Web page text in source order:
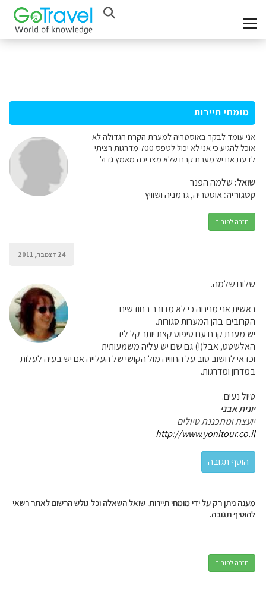
מומחי תיירות
אני עומד לבקר באוסטריה למערת הקרח הגדולה לא
אוכל להגיע כי אני לא יכול לטפס 700 מדרגות רציתי
לדעת אם יש מערת קרח שלא מצריכה מאמץ גדול
שואל: שלמה הפנר
קטגוריה:אוסטריה, גרמניה ושוויץ
חזרה לפורום
24 דצמבר, 2011
שלום שלמה.
ראשית אני מניחה כי לא מדובר בחודשים
הקרובים-בהן המערות סגורות.
יש מערת קרח עם טיפוס קצת יותר קל ליד
האלשטט, אבל(!) גם שם יש עליה משמעותית
וכדאי לחשוב טוב על החוויה מול הקושי של העלייה אם יש בעיה לעלות
במדרון ומדרגות.
טיול נעים.
יונית אבני
יועצת ומתכננת טיולים
http://www.yonitour.co.il
מענה ניתן רק על ידי מומחי תיירות. שואל השאלה וכל גולש הרשום לאתר רשאי
להוסיף תגובה.
חזרה לפורום